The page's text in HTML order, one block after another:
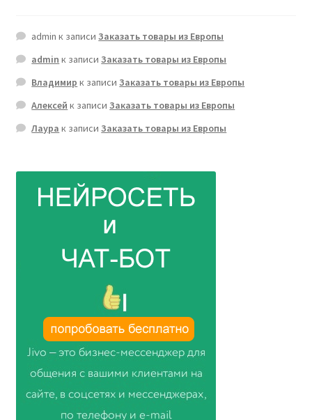
admin к записиЗаказать товары из Европы
admin к записиЗаказать товары из Европы
Владимир к записиЗаказать товары из Европы
Алексей к записиЗаказать товары из Европы
Лаура к записиЗаказать товары из Европы